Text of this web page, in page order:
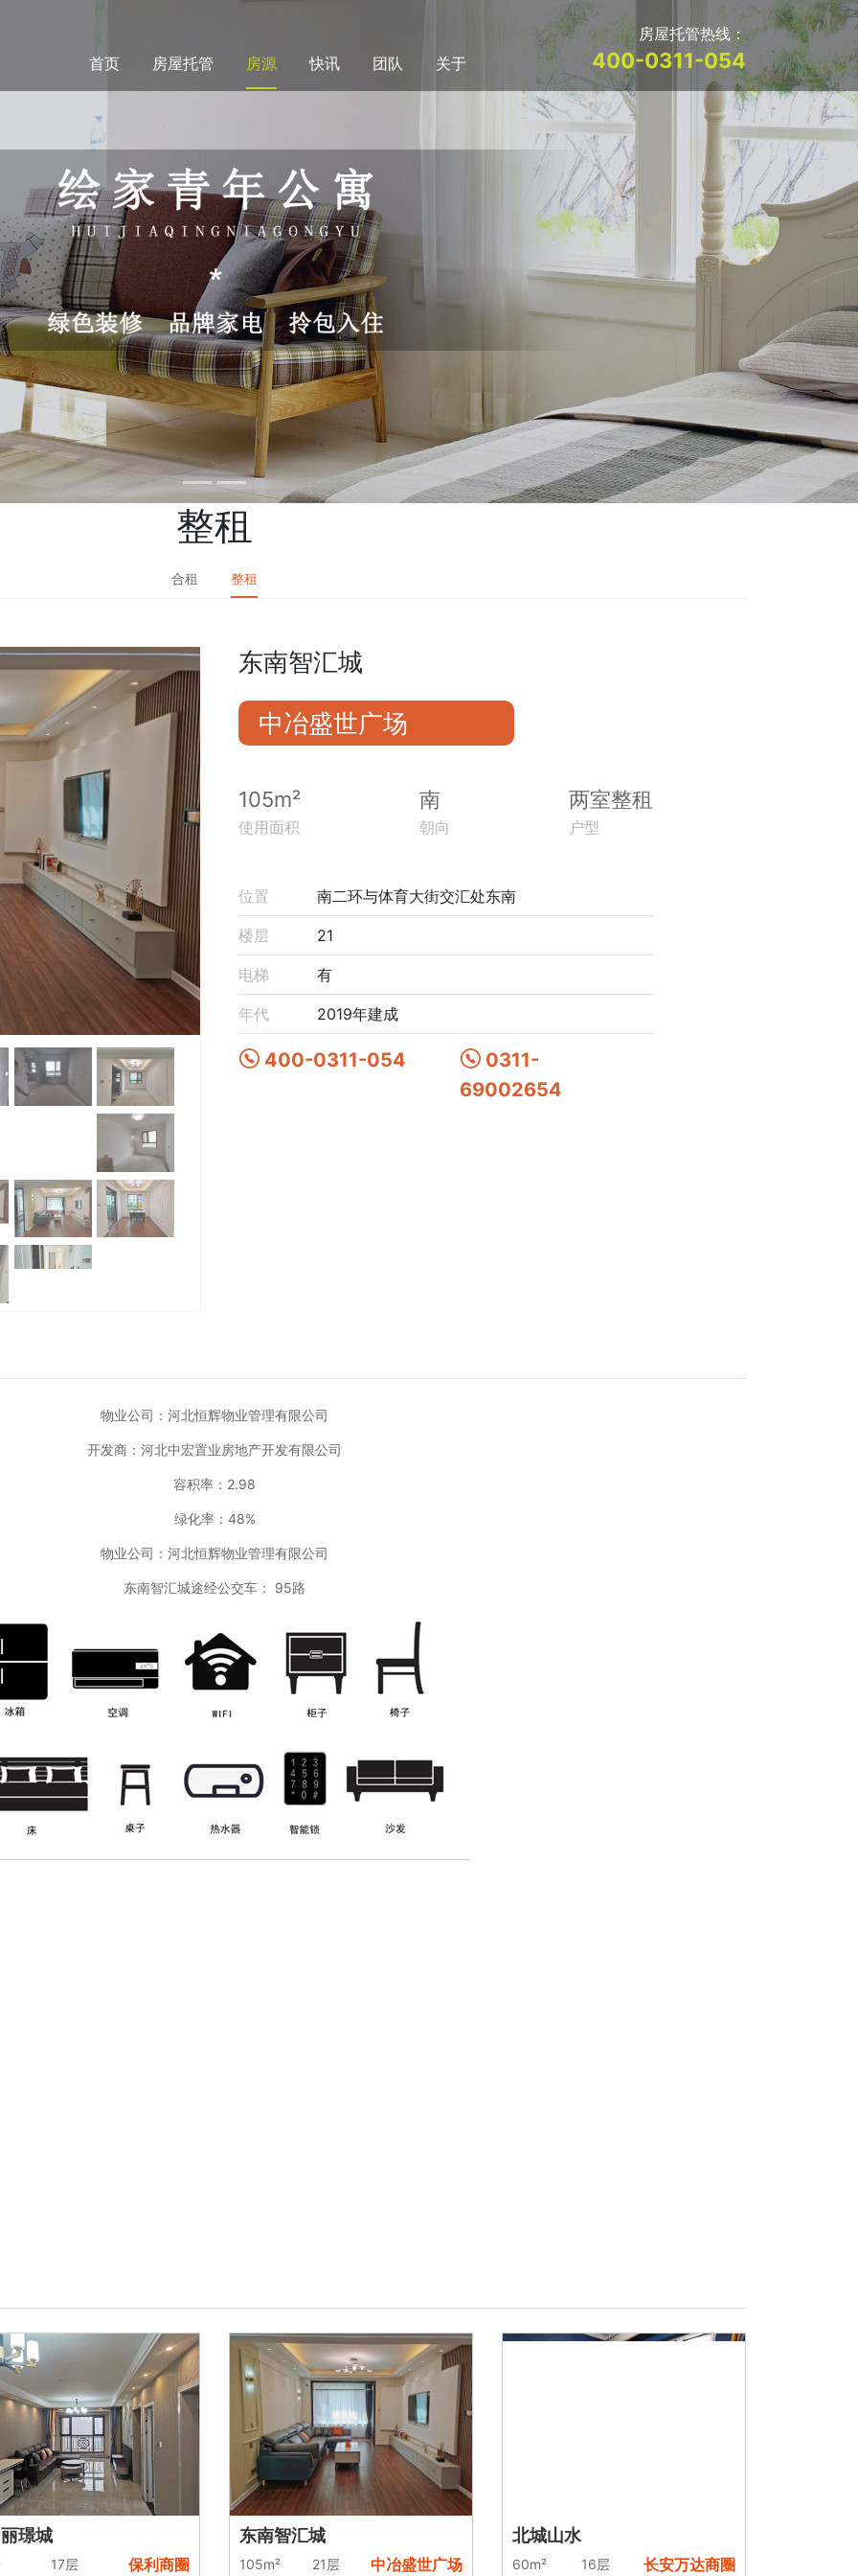
首页 房屋托管 房源 快讯 团队 关于
房屋托管热线：
400-0311-054
Next
整租
合租 整租
东南智汇城
中冶盛世广场
105m²
使用面积
南
朝向
两室整租
户型
位置 南二环与体育大街交汇处东南
楼层 21
电梯 有
年代 2019年建成
400-0311-054
0311-
69002654
物业公司：河北恒辉物业管理有限公司
开发商：河北中宏置业房地产开发有限公司
容积率：2.98
绿化率：48%
物业公司：河北恒辉物业管理有限公司
东南智汇城途经公交车： 95路
璟城
17层 保利商圈
东南智汇城
105m² 21层 中冶盛世广场
北城山水
60m² 16层 长安万达商圈